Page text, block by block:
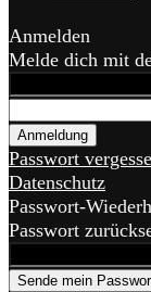
Anmelden
Melde dich mit
Passwort
Datenschutz
Passwort-
Passwort